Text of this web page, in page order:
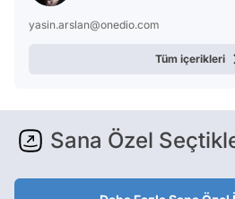
yasin.arslan@onedio.com
Tüm içerikleri
Sana Özel